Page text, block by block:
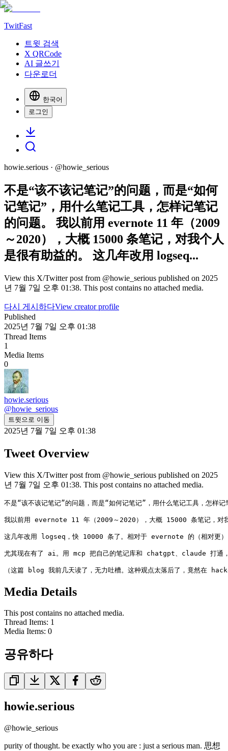
TwitFast
트윗 검색
X QRCode
AI 글쓰기
다운로더
한국어
로그인
howie.serious · @howie_serious
不是“该不该记笔记”的问题，而是“如何
记笔记”，用什么笔记工具，怎样记笔记
的问题。 我以前用 evernote 11 年（2009
～2020），大概 15000 条笔记，对我个人
是很有助益的。 这几年改用 logseq...
View this X/Twitter post from @howie_serious published on 2025
년 7월 7일 오후 01:38. This post contains no attached media.
다시 게시하다View creator profile
Published
2025년 7월 7일 오후 01:38
Thread Items
1
Media Items
0
howie.serious
@howie_serious
트윗으로 이동
2025년 7월 7일 오후 01:38
Tweet Overview
View this X/Twitter post from @howie_serious published on 2025
년 7월 7일 오후 01:38. This post contains no attached media.
不是“该不该记笔记”的问题，而是“如何记笔记”，用什么笔记工具，怎样记
我以前用 evernote 11 年（2009～2020），大概 15000 条笔记，对我
这几年改用 logseq，快 10000 条了。相对于 evernote 的（相对更）“
尤其现在有了 ai。用 mcp 把自己的笔记库和 chatgpt、claude 打通，
（这篇 blog 我前几天读了，无力吐槽。这种观点太落后了，竟然在
Media Details
This post contains no attached media.
Thread Items: 1
Media Items: 0
공유하다
howie.serious
@howie_serious
purity of thought. be exactly who you are : just a serious man. 思想